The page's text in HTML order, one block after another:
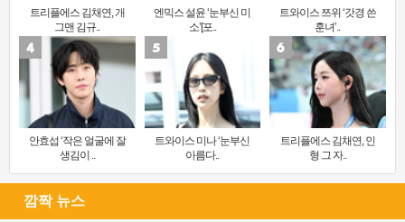
트리플에스 김채연, 개
그맨 김규..
엔믹스 설윤 ‘눈부신 미
소’[포..
트와이스 쯔위 ‘갓경 쓴
훈녀’..
안효섭 ‘작은 얼굴에 잘
생김이 ..
트와이스 미나 ‘눈부신
아름다..
트리플에스 김채연, 인
형 그 자..
깜짝 뉴스